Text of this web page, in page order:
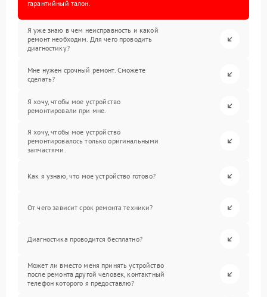
гарантийный талон.
Я уже знаю в чем неисправность и какой
ремонт необходим. Для чего проводить
диагностику?
Мне нужен срочный ремонт. Сможете
сделать?
Я хочу, чтобы мое устройство
ремонтировали при мне.
Я хочу, чтобы мое устройство
ремонтировалось только оригинальными
запчастями.
Как я узнаю, что мое устройство готово?
От чего зависит срок ремонта техники?
Диагностика проводится бесплатно?
Может ли вместо меня принять устройство
после ремонта другой человек, контактный
телефон которого я предоставлю?